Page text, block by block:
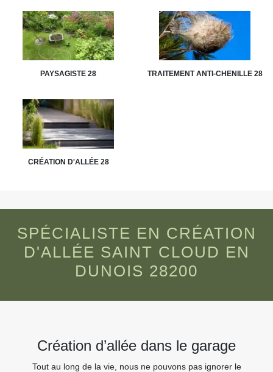
PAYSAGISTE 28 TRAITEMENT ANTI-CHENILLE 28
CRÉATION D'ALLÉE 28
SPÉCIALISTE EN CRÉATION
D'ALLÉE SAINT CLOUD EN
DUNOIS 28200
Création d’allée dans le garage
Tout au long de la vie, nous ne pouvons pas ignorer le